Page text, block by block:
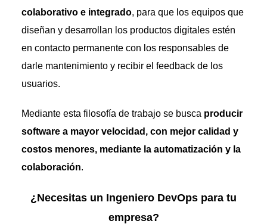
colaborativo e integrado, para que los equipos que
diseñan y desarrollan los productos digitales estén
en contacto permanente con los responsables de
darle mantenimiento y recibir el feedback de los
usuarios.
Mediante esta filosofía de trabajo se busca producir
software a mayor velocidad, con mejor calidad y
costos menores, mediante la automatización y la
colaboración.
¿Necesitas un Ingeniero DevOps para tu
empresa?